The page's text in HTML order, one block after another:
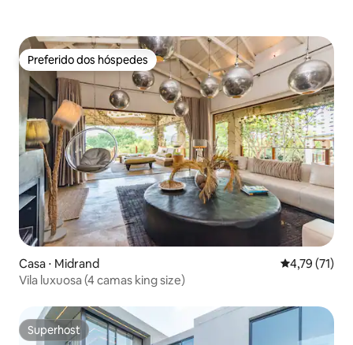
Preferido dos hóspedes
Preferido dos hóspedes
Casa ⋅ Midrand 4,79 de uma
4,79 (71)
Vila luxuosa (4 camas king size)
Superhost
Superhost